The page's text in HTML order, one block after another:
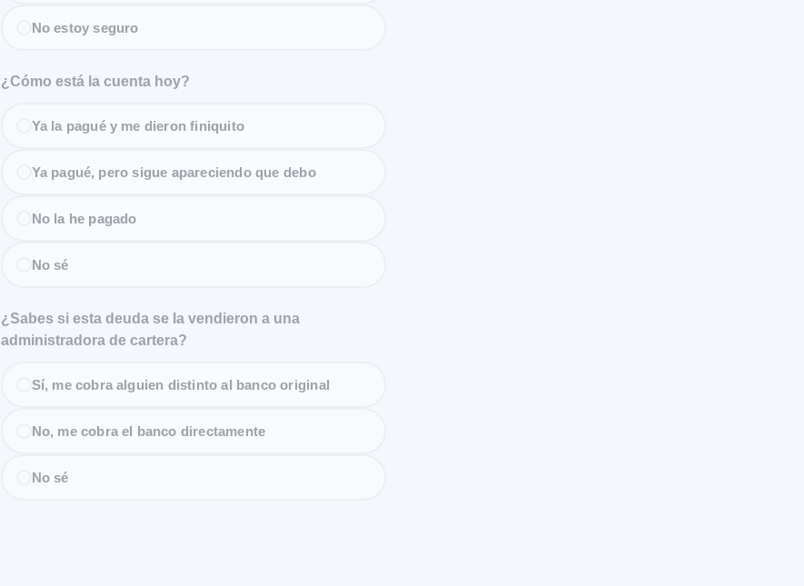
No estoy seguro
¿Cómo está la cuenta hoy?
Ya la pagué y me dieron finiquito
Ya pagué, pero sigue apareciendo que debo
No la he pagado
No sé
¿Sabes si esta deuda se la vendieron a una
administradora de cartera?
Sí, me cobra alguien distinto al banco original
No, me cobra el banco directamente
No sé